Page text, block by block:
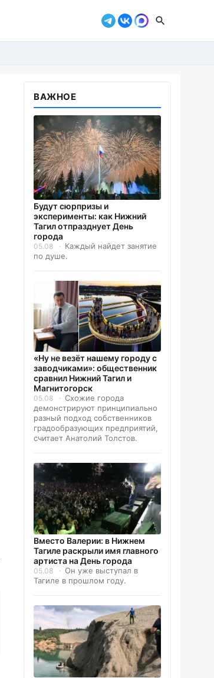
ВАЖНОЕ
Будут сюрпризы и
эксперименты: как Нижний
Тагил отпразднует День
города
05.08
Каждый найдет занятие
по душе.
«Ну не везёт нашему городу с
заводчиками»: общественник
сравнил Нижний Тагил и
Магнитогорск
05.08
Схожие города
демонстрируют принципиально
разный подход собственников
градообразующих предприятий,
считает Анатолий Толстов.
Вместо Валерии: в Нижнем
Тагиле раскрыли имя главного
артиста на День города
05.08
Он уже выступал в
Тагиле в прошлом году.